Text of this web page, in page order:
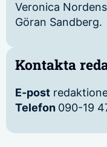
Veronica
Göran Sandberg.
Kontakta
E-post
Telefon 090-19